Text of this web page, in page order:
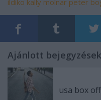
ildiko kally molnar peter
Ajánlott
usa box